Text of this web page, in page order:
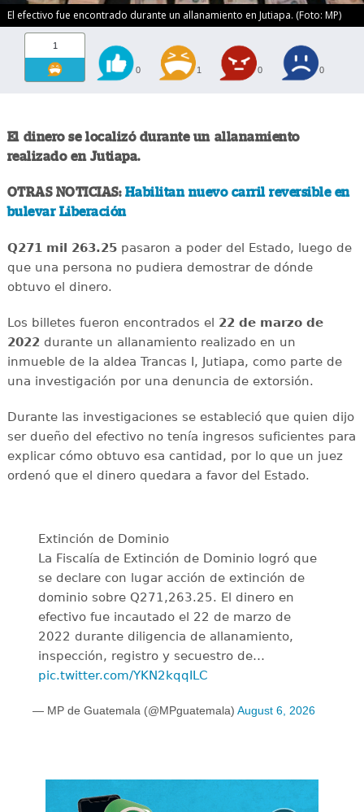
El efectivo fue encontrado durante un allanamiento en Jutiapa. (Foto: MP)
1
0 1 0 0
El dinero se localizó durante un allanamiento
realizado en Jutiapa.
OTRAS NOTICIAS: Habilitan nuevo carril reversible en
bulevar Liberación
Q271 mil 263.25pasaron a poder del Estado, luego de
que una persona no pudiera demostrar de dónde
obtuvo el dinero.
Los billetes fueron encontrados el 22 de marzo de
2022durante un allanamiento realizado en un
inmueble de la aldea Trancas I, Jutiapa, como parte de
una investigación por una denuncia de extorsión.
Durante las investigaciones se estableció que quien dijo
ser dueño del efectivo no tenía ingresos suficientes para
explicar cómo obtuvo esa cantidad, por lo que un juez
ordenó que el dinero quedara a favor del Estado.
Extinción de Dominio
La Fiscalía de Extinción de Dominio logró que
se declare con lugar acción de extinción de
dominio sobre Q271,263.25. El dinero en
efectivo fue incautado el 22 de marzo de
2022 durante diligencia de allanamiento,
inspección, registro y secuestro de…
pic.twitter.com/YKN2kqqILC
— MP de Guatemala (@MPguatemala) August 6, 2026